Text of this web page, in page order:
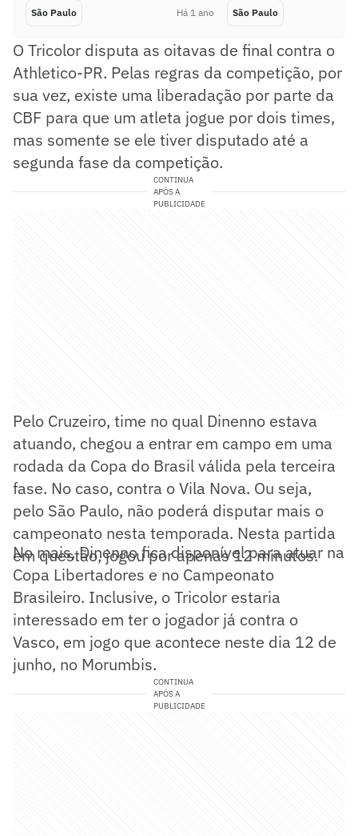
São Paulo Há 1 ano São Paulo
O Tricolor disputa as oitavas de final contra o
Athletico-PR. Pelas regras da competição, por
sua vez, existe uma liberadação por parte da
CBF para que um atleta jogue por dois times,
mas somente se ele tiver disputado até a
segunda fase da competição.
CONTINUA
APÓS A
PUBLICIDADE
Pelo Cruzeiro, time no qual Dinenno estava
atuando, chegou a entrar em campo em uma
rodada da Copa do Brasil válida pela terceira
fase. No caso, contra o Vila Nova. Ou seja,
pelo São Paulo, não poderá disputar mais o
campeonato nesta temporada. Nesta partida
em questão, jogou por apenas 12 minutos.
No mais, Dinenno fica disponível para atuar na
Copa Libertadores e no Campeonato
Brasileiro. Inclusive, o Tricolor estaria
interessado em ter o jogador já contra o
Vasco, em jogo que acontece neste dia 12 de
junho, no Morumbis.
CONTINUA
APÓS A
PUBLICIDADE